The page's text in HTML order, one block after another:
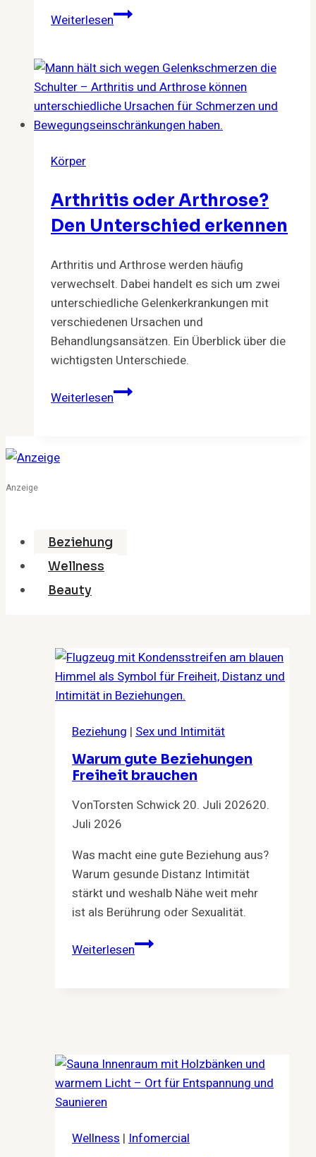
WeiterlesenDer
das
Asthma
Körper
Arthritis oder Arthrose?
Den Unterschied erkennen
Arthritis und Arthrose werden häufig
verwechselt. Dabei handelt es sich um zwei
unterschiedliche Gelenkerkrankungen mit
verschiedenen Ursachen und
Behandlungsansätzen. Ein Überblick über die
wichtigsten Unterschiede.
WeiterlesenArthritis
Anzeige
Beziehung
Wellness
Beauty
Beziehung | Sex und Intimität
Warum gute Beziehungen
Freiheit brauchen
VonTorsten Schwick 20. Juli 202620.
Juli 2026
Was macht eine gute Beziehung aus?
Warum gesunde Distanz Intimität
stärkt und weshalb Nähe weit mehr
ist als Berührung oder Sexualität.
WeiterlesenWarum
Wellness | Infomercial